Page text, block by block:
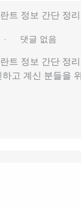
트 정보 간단 정리
댓글 없음
트 정보 간단 정
고 계신 분들을